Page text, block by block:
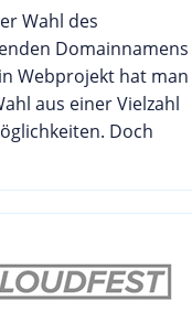
Wahl des
Domainnamens
Webprojekt hat man
aus einer Vielzahl
Doch